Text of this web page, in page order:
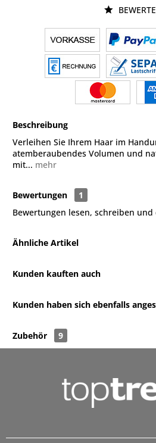
Beschreibung
Verleihen Sie Ihrem Haar im
atemberaubendes Volumen und
mit... mehr
Bewertungen
1
Bewertungen lesen, schreiben
Ähnliche Artikel
Kunden kauften auch
Kunden haben sich ebenfalls
Zubehör 9